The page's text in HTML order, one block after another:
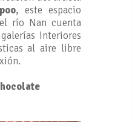
, este espacio
río Nan cuenta
interiores
al aire libre